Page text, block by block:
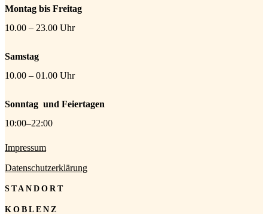
Montag bis Freitag
10.00 – 23.00 Uhr
Samstag
10.00 – 01.00 Uhr
Sonntag und Feiertagen
10:00–22:00
Impressum
Datenschutzerklärung
STANDORT
KOBLENZ